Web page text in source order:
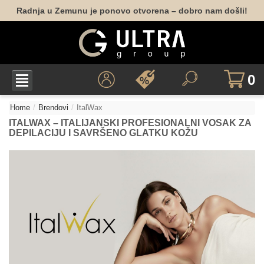
Radnja u Zemunu je ponovo otvorena – dobro nam došli!
0
Home Brendovi ItalWax
ITALWAX – ITALIJANSKI PROFESIONALNI VOSAK ZA
DEPILACIJU I SAVRŠENO GLATKU KOŽU